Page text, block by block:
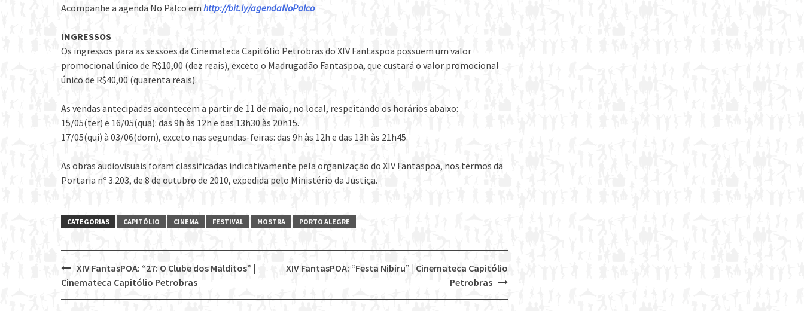
Acompanhe a agenda No Palco em http://bit.ly/agendaNoPalco
INGRESSOS
Os ingressos para as sessões da Cinemateca Capitólio Petrobras do XIV Fantaspoa possuem um valor
promocional único de R$10,00 (dez reais), exceto o Madrugadão Fantaspoa, que custará o valor promocional
único de R$40,00 (quarenta reais).
As vendas antecipadas acontecem a partir de 11 de maio, no local, respeitando os horários abaixo:
15/05(ter) e 16/05(qua): das 9h às 12h e das 13h30 às 20h15.
17/05(qui) à 03/06(dom), exceto nas segundas-feiras: das 9h às 12h e das 13h às 21h45.
As obras audiovisuais foram classificadas indicativamente pela organização do XIV Fantaspoa, nos termos da
Portaria nº 3.203, de 8 de outubro de 2010, expedida pelo Ministério da Justiça.
CATEGORIAS CAPITÓLIO CINEMA FESTIVAL MOSTRA PORTO ALEGRE
Post
navigation
XIV FantasPOA: “Festa Nibiru” | Cinemateca Capitólio
Petrobras
XIV FantasPOA: “27: O Clube dos Malditos” |
Cinemateca Capitólio Petrobras